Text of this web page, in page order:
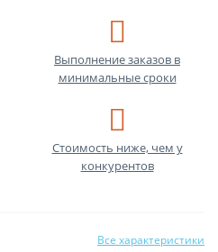
Выполнение заказов в
минимальные сроки
Стоимость ниже, чем у
конкурентов
Все характеристики